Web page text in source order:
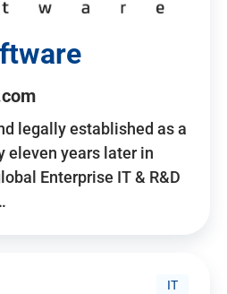
legally established as a
eleven years later in
Enterprise IT & R&D
IT